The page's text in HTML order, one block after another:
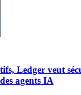
Ledger veut
agents IA